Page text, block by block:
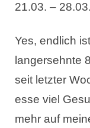
21.03. –
Yes, endlich
langersehnte
seit letzter
esse viel
mehr auf